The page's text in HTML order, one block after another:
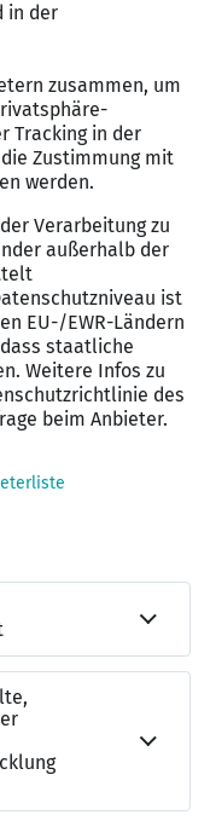
Arbeiten
in einem
und die Möglichkeit
attraktive
finden genau den